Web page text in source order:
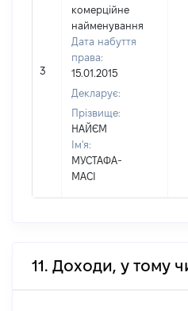
3
комерційне
найменування
Дата набуття
права:
15.01.2015
Декларує:
Прізвище:
НАЙЄМ
Ім'я:
МУСТАФА-
МАСІ
11. Доходи, у тому